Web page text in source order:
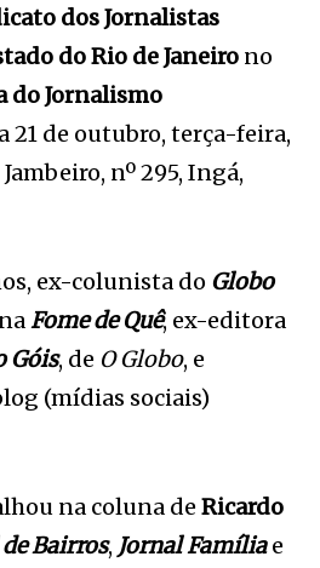
dos Jornalistas
do Rio de Janeiro no
do Jornalismo
21 de outubro, terça-feira,
nº 295, Ingá,
ex-colunista do Globo
Fome de Quê, ex-editora
Góis, de O Globo, e
(mídias sociais)
na coluna de Ricardo
Bairros, Jornal Famíliae